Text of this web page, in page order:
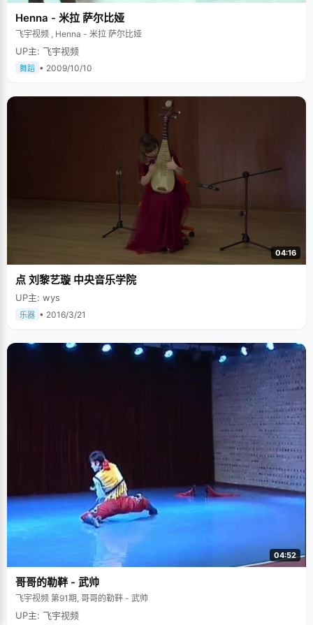
Henna - 米拉 萨尔比娅
飞宇视频 , Henna - 米拉 萨尔比娅
UP主: 飞宇视频
舞蹈 • 2009/10/10
04:16
点 刘黎艺璇 中央音乐学院
UP主: wys
乐器 • 2016/3/21
04:52
哥哥的勒靽 - 武帅
飞宇视频 第91期, 哥哥的勒靽 - 武帅
UP主: 飞宇视频